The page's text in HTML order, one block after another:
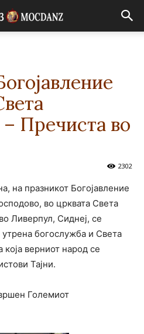
Пречиста во
2302
на празникот Богојавление
во црквата Света
Ливерпул, Сиднеј, се
богослужба и Света
која верниот народ се
Тајни.
Големиот